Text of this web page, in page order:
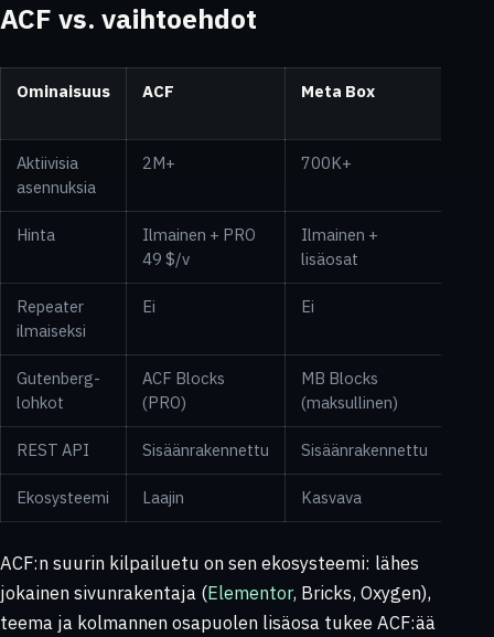
ACF vs. vaihtoehdot
Ominaisuus ACF Meta Box
Aktiivisia
asennuksia
2M+ 700K+
Hinta
Ilmainen + PRO
49 $/v
Ilmainen +
lisäosat
Repeater
ilmaiseksi
Ei Ei
Gutenberg-
lohkot
ACF Blocks
(PRO)
MB Blocks
(maksullinen)
REST API Sisäänrakennettu Sisäänrakennettu
Ekosysteemi Laajin Kasvava
ACF:n suurin kilpailuetu on sen ekosysteemi: lähes
jokainen sivunrakentaja (Elementor, Bricks, Oxygen),
teema ja kolmannen osapuolen lisäosa tukee ACF:ää